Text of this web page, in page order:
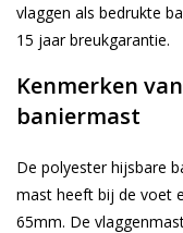
vlaggen als bedrukte
15 jaar breukgarantie.
Kenmerken
baniermast
De polyester hijsbare
mast heeft bij de voet
65mm. De